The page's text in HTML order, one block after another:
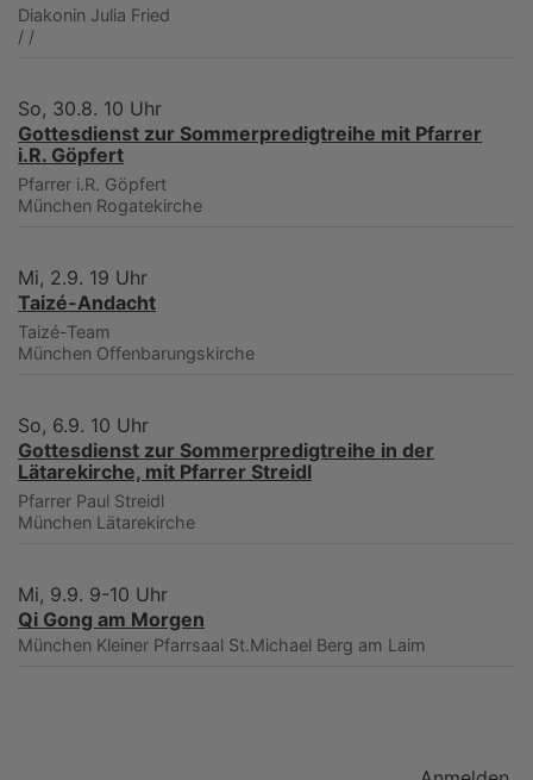
Diakonin Julia Fried
/ /
So, 30.8. 10 Uhr
Gottesdienst zur Sommerpredigtreihe mit Pfarrer
i.R. Göpfert
Pfarrer i.R. Göpfert
München Rogatekirche
Mi, 2.9. 19 Uhr
Taizé-Andacht
Taizé-Team
München Offenbarungskirche
So, 6.9. 10 Uhr
Gottesdienst zur Sommerpredigtreihe in der
Lätarekirche, mit Pfarrer Streidl
Pfarrer Paul Streidl
München Lätarekirche
Mi, 9.9. 9-10 Uhr
Qi Gong am Morgen
München Kleiner Pfarrsaal St.Michael Berg am Laim